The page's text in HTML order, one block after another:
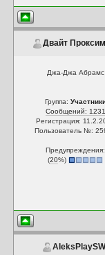
Двайт
Джа-Джа Абрамс
Группа:
Сообщений: 1231
Регистрация:
Пользователь №:
Предупреждения:
(20%)
AleksPlaySW